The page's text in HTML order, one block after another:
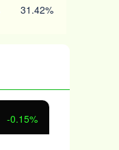
31.42%
0.30%